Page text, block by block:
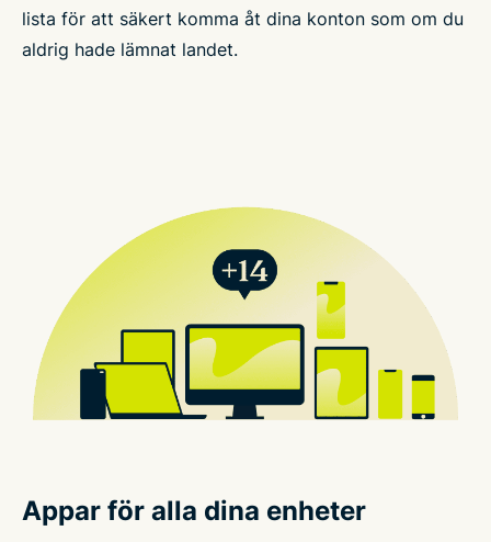
lista för att säkert komma åt dina konton som om du
aldrig hade lämnat landet.
Appar för alla dina enheter